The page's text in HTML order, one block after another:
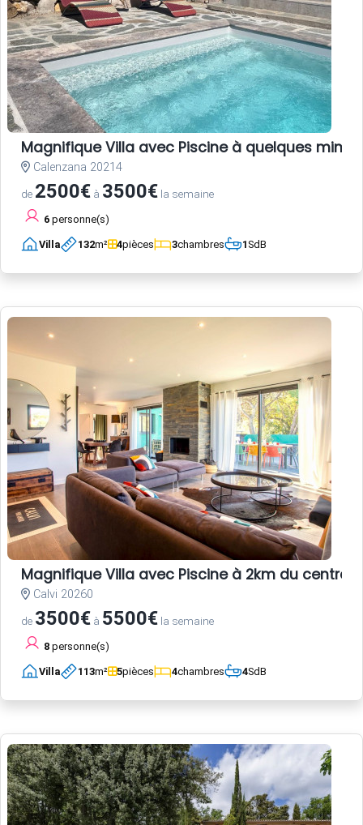
Magnifique Villa avec Piscine à quelques
Calenzana 20214
de 2500€ à 3500€ la semaine
6 personne(s)
Villa 132m² 4pièces 3chambres 1SdB
Magnifique Villa avec Piscine à 2km du centre-
Calvi 20260
de 3500€ à 5500€ la semaine
8 personne(s)
Villa 113m² 5pièces 4chambres 4SdB